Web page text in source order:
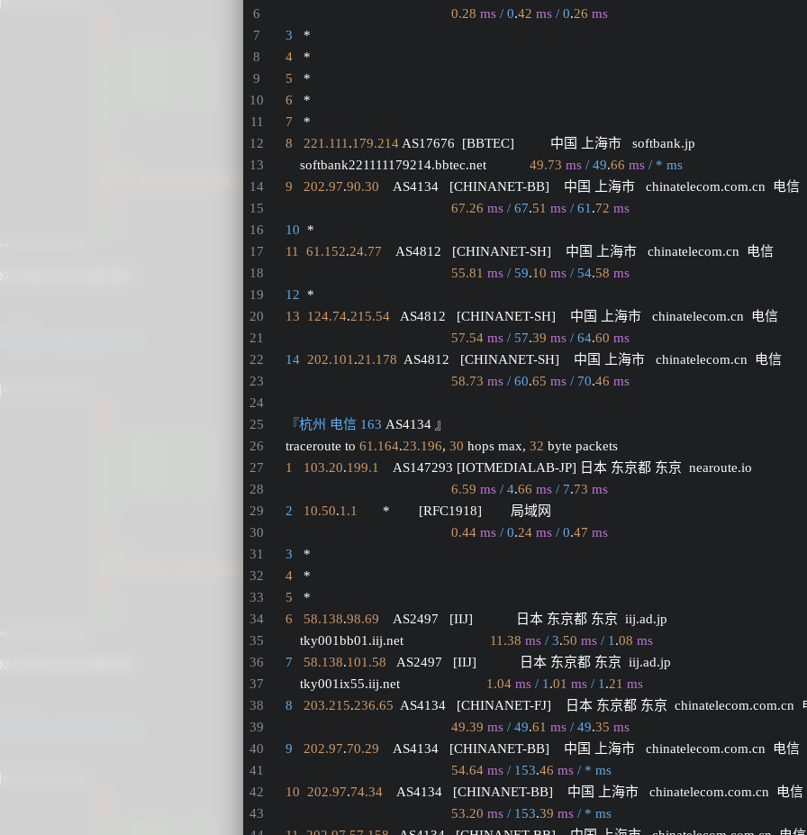
0.28 ms / 0.42 ms / 0.26 ms
3
   *
4
   *
5
   *
6
   *
7
   *
8
221.111 .179.214 AS17676  [BBTEC]          中国 上海市   softbank.jp
    softbank221111179214.bbtec.net
49.73 ms / 49.66 ms / * ms
9
202.97.90.30
    AS4134   [CHINANET-BB]    中国 上海市   chinatelecom.com.cn  电信
67.26 ms / 67.51 ms / 61 .72 ms
10
  *
11
61.152.24.77
    AS4812   [CHINANET-SH]    中国 上海市   chinatelecom.cn  电信
55.81 ms / 59.10 ms / 54.58 ms
12
  *
13
124.74.215.54
   AS4812   [CHINANET-SH]    中国 上海市   chinatelecom.cn  电信
57.54 ms / 57.39 ms / 64.60 ms
14 202.101 .21.178
  AS4812   [CHINANET-SH]    中国 上海市   chinatelecom.cn  电信
58.73 ms / 60.65 ms / 70.46 ms
『杭州 电信 163 AS4134 』
traceroute to 61.164.23.196, 30 hops max, 32 byte packets
1
103.20.199.1
    AS147293 [IOTMEDIALAB-JP] 日本 东京都 东京  nearoute.io
6.59 ms / 4.66 ms / 7.73 ms
2
10.50.1.1
       *        [RFC1918]        局域网
0.44 ms / 0.24 ms / 0.47 ms
3
   *
4
   *
5
   *
6
58.138.98.69
    AS2497   [IIJ]            日本 东京都 东京  iij.ad.jp
    tky001bb01.iij.net
11.38 ms / 3.50 ms / 1 .08 ms
7
58.138.101.58
   AS2497   [IIJ]            日本 东京都 东京  iij.ad.jp
    tky001ix55.iij.net
1.04 ms / 1 .01 ms / 1 .21 ms
8
203.215.236.65
AS4134   [CHINANET-FJ]    日本 东京都 东京  chinatelecom.com.cn
49.39 ms / 49.61 ms / 49.35 ms
9
202.97.70.29
    AS4134   [CHINANET-BB]    中国 上海市   chinatelecom.com.cn  电信
54.64 ms / 153.46 ms / * ms
10
202.97.74.34
    AS4134   [CHINANET-BB]    中国 上海市   chinatelecom.com.cn  电信
53.20 ms / 153.39 ms / * ms